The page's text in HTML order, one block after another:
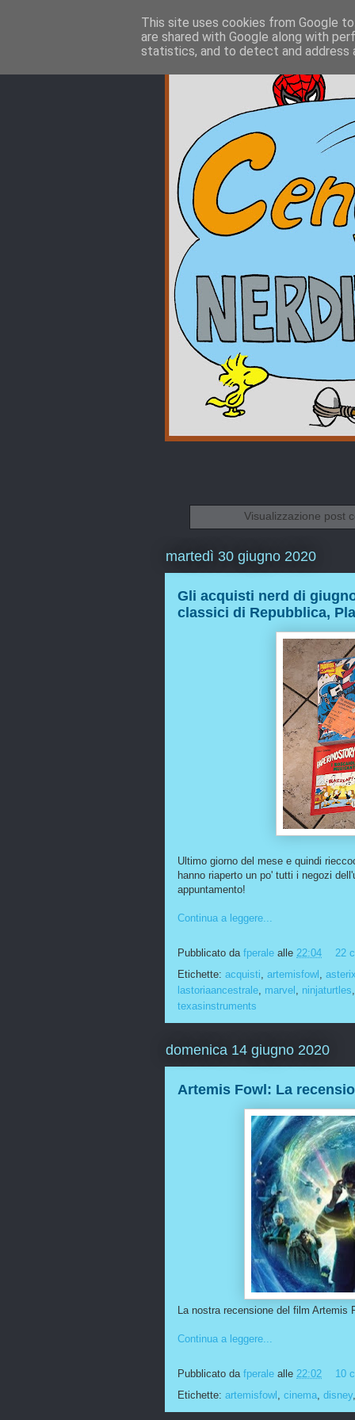
Visualizzazione post
martedì 30 giugno 2020
Gli acquisti nerd di
classici di Repubblica,
Ultimo giorno del mese e quindi
hanno riaperto un po' tutti i negozi
appuntamento!
Continua a leggere...
Pubblicato da fperale alle 22:04
22
Etichette: acquisti artemisfowl
lastoriaancestrale marvel ninjaturtles
texasinstruments
domenica 14 giugno 2020
Artemis Fowl: La
La nostra recensione del film Artemis
Continua a leggere...
Pubblicato da fperale alle 22:02
10
Etichette: artemisfowl cinema disney
This site uses cookies from Google
are shared with Google along with
statistics, and to detect and address